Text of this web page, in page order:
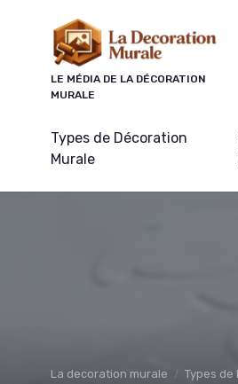
LE MÉDIA DE LA DÉCORATION
MURALE
Types de Décoration
Murale
La decoration murale Types de